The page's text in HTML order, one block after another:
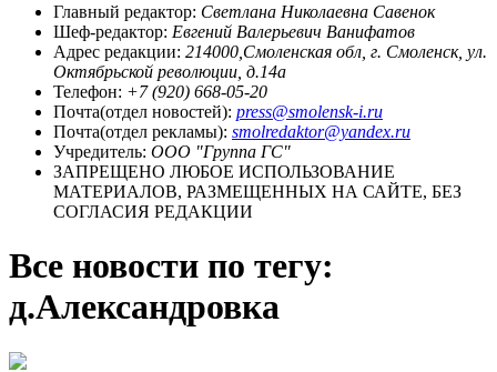
Главный редактор: Светлана Николаевна Савенок
Шеф-редактор: Евгений Валерьевич Ванифатов
Адрес редакции: 214000,Смоленская обл, г. Смоленск, ул.
Октябрьской революции, д.14а
Телефон: +7 (920) 668-05-20
Почта(отдел новостей): press@smolensk-i.ru
Почта(отдел рекламы): smolredaktor@yandex.ru
Учредитель: ООО "Группа ГС"
ЗАПРЕЩЕНО ЛЮБОЕ ИСПОЛЬЗОВАНИЕ
МАТЕРИАЛОВ, РАЗМЕЩЕННЫХ НА САЙТЕ, БЕЗ
СОГЛАСИЯ РЕДАКЦИИ
Все новости по тегу:
д.Александровка